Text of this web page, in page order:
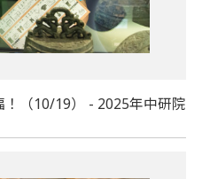
！（10/19） - 2025年中研院